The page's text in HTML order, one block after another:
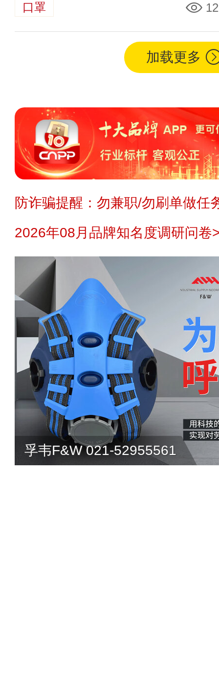
口罩
加载更多
防诈骗提醒：勿兼职/勿刷单做任
2026年08月品牌知名度调研问卷
孚韦F&W 021-52955561